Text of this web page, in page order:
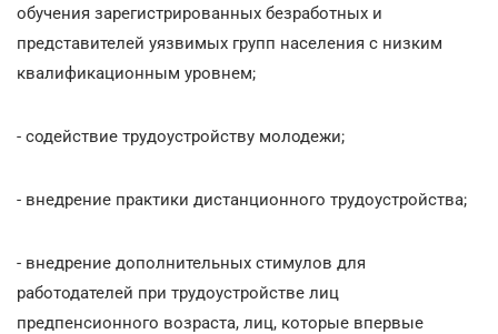
обучения зарегистрированных безработных и
представителей уязвимых групп населения с низким
квалификационным уровнем;
- содействие трудоустройству молодежи;
- внедрение практики дистанционного трудоустройства;
- внедрение дополнительных стимулов для
работодателей при трудоустройстве лиц
предпенсионного возраста, лиц, которые впервые